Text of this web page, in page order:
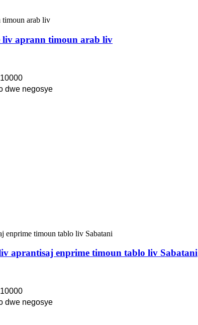
liv aprann timoun arab liv
dwe negosye
aprantisaj enprime timoun tablo liv Sabatani
dwe negosye